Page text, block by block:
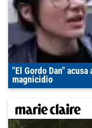
"El Gordo Dan"
magnicidio